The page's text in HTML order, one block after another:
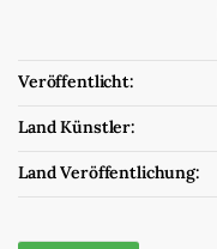
Veröffentlicht:
Land Künstler:
Land Veröffentlichung: